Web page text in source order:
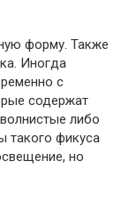
форму. Также
Иногда
с
содержат
либо
такого фикуса
но